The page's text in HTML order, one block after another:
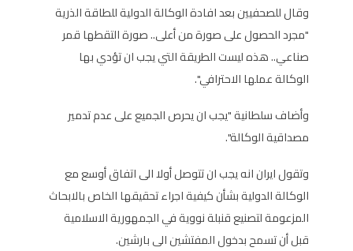
وقال للصحفيين بعد افادة الوكالة الدولية للطاقة الذرية
"مجرد الحصول على صورة من أعلى.. صورة التقطها قمر
صناعي.. هذه ليست الطريقة التي يجب ان تؤدي بها
الوكالة عملها الاحترافي".
وأضاف سلطانية "يجب ان يحرص الجميع على عدم تدمير
مصداقية الوكالة".
وتقول ايران انه يجب ان تتوصل أولا الى اتفاق أوسع مع
الوكالة الدولية بشأن كيفية اجراء تحقيقها الخاص بالابحاث
المزعومة لتصنيع قنبلة نووية في الجمهورية الاسلامية
قبل أن تسمح بدخول المفتشين الى بارشين.